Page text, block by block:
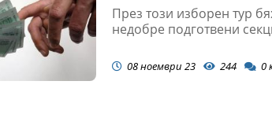
През този изборен тур
недобре подготвени
08 ноември 23 244 0